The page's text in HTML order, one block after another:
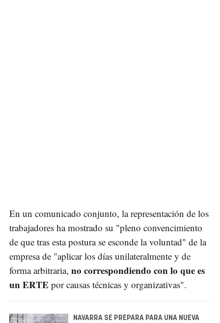
En un comunicado conjunto, la representación de los
trabajadores ha mostrado su "pleno convencimiento
de que tras esta postura se esconde la voluntad" de la
empresa de "aplicar los días unilateralmente y de
forma arbitraria, no correspondiendo con lo que es
un ERTE por causas técnicas y organizativas".
NAVARRA SE PREPARA PARA UNA NUEVA